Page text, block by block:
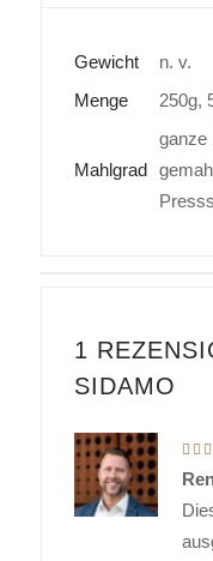
Gewicht
n. v.
Menge
250g,
Mahlgrad
ganze
1
SIDAMO